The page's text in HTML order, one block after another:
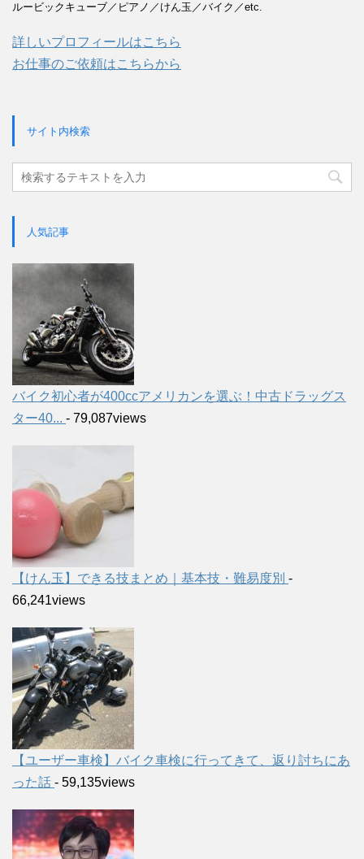
ルービックキューブ／ピアノ／けん玉／バイク／etc.
詳しいプロフィールはこちら
お仕事のご依頼はこちらから
サイト内検索
人気記事
バイク初心者が400ccアメリカンを選ぶ！中古ドラッグス
ター40... - 79,087views
【けん玉】できる技まとめ｜基本技・難易度別 -
66,241views
【ユーザー車検】バイク車検に行ってきて、返り討ちにあ
った話 - 59,135views